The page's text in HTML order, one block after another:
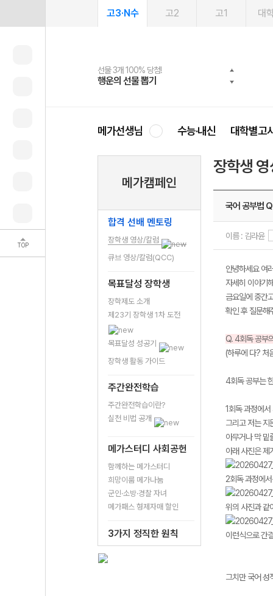
TOP
고3·N수 고2 고1 대
선물 3개 100% 당첨!
행운의 선물 뽑기
선물 100% 증정!
메가스터디 X 올리브
여름방학 스터디 캐시백
메가런 썸머스쿨
2027 러셀 단과
강사 공개선발
스마트러닝앱
설문 EVENT
메가패스
3일 무료 체험권
메가패스 수강생 무료혜택!
메가클럽 멤버십
사회공헌 캠페인
희망이룸 메가나눔
메가선생님 수능·내신 대학별고
메가캠페인
합격 선배 멘토링
장학생 영상/칼럼
큐브 영상/칼럼(QCC)
목표달성 장학생
장학제도 소개
제23기 장학생 1차 도전
목표달성 성공기
장학생 활동 가이드
주간완전학습
주간완전학습이란?
실천 비법 공개
메가스터디 사회공헌
함께하는 메가스터디
희망이룸 메가나눔
군인·소방·경찰 자녀
메가패스 형제자매 할인
3가지 정직한 원칙
장학생
국어 공부법
이름 : 김라윤
안녕하세요 여
자세히 이야기
금요일에 중간
확인 후 질문해
Q. 4회독 공부
(하루에 다? 처
4회독 공부는
1회독 과정에
그리고 저는 지
아무거나 막 밑
아래 사진은 제
2회독 과정에
위의 사진과 같
이런식으로 간
그치만 국어 성